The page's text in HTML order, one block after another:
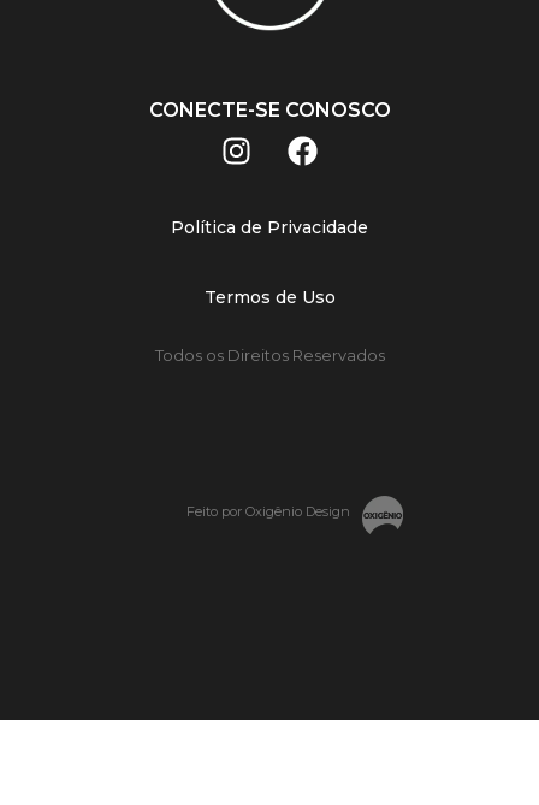
CONECTE-SE CONOSCO
Política de Privacidade
Termos de Uso
Todos os Direitos Reservados
Feito por Oxigênio Design